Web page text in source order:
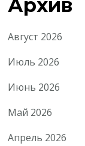
Архив
Август 2026
Июль 2026
Июнь 2026
Май 2026
Апрель 2026